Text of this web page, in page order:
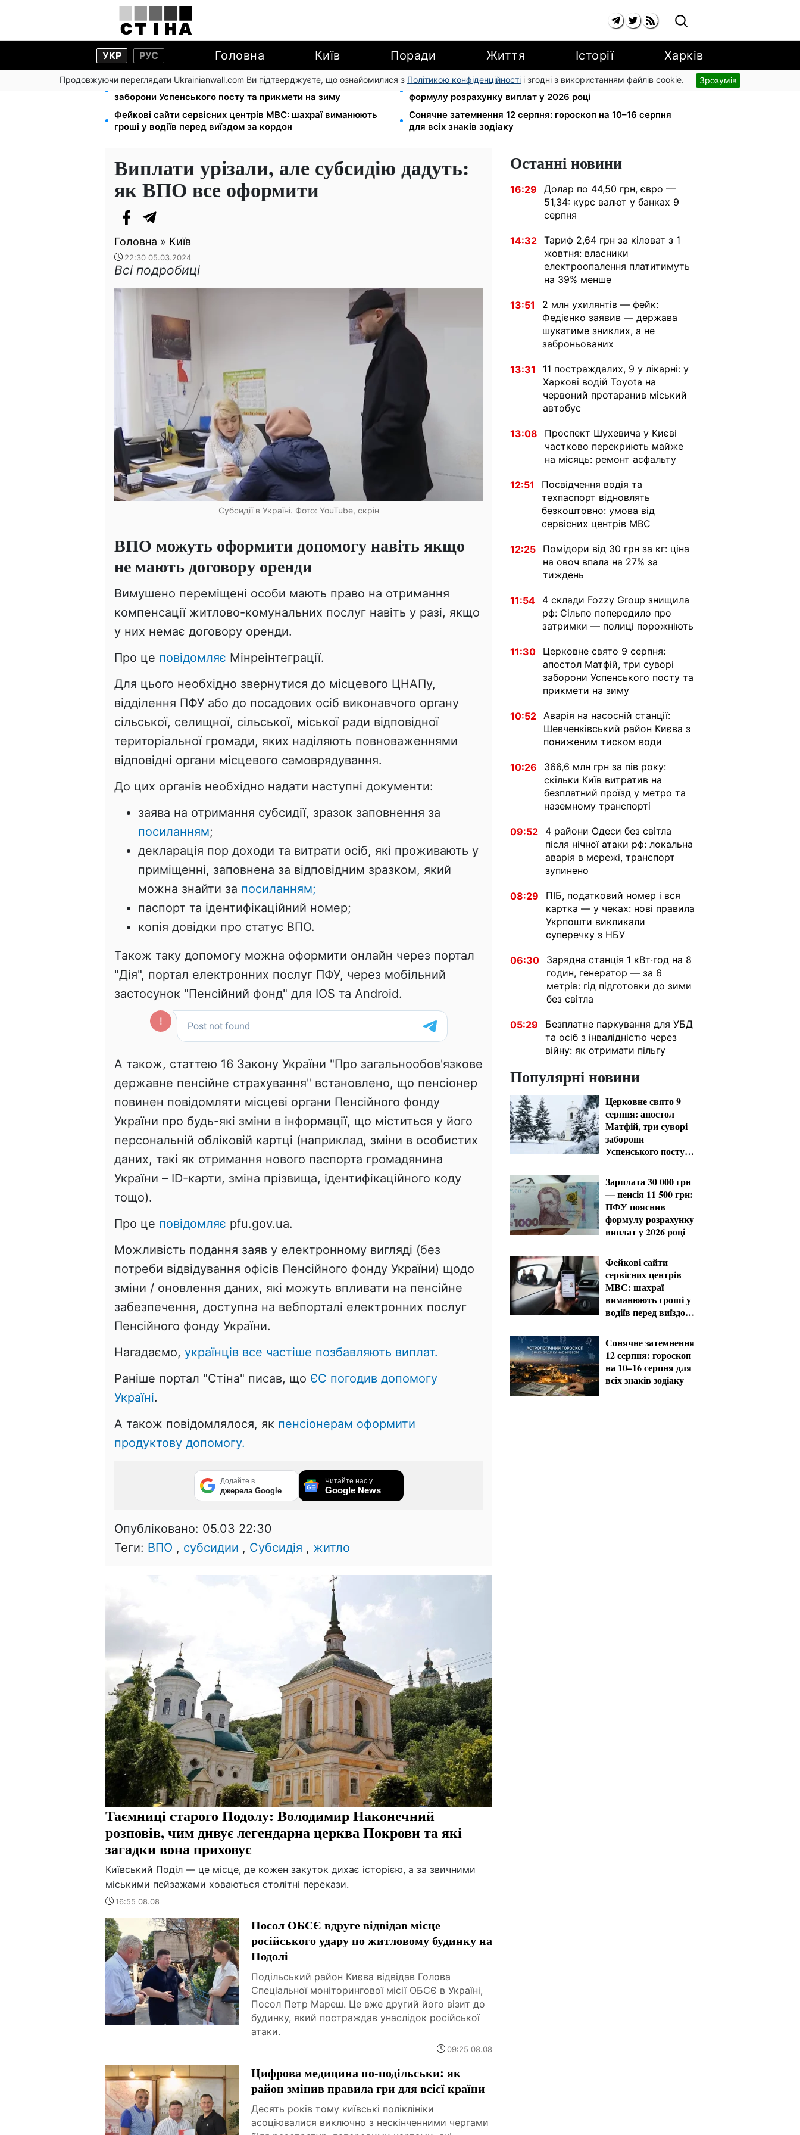
УКР РУС Головна Київ Поради Життя Історії Харків
Продовжуючи переглядати Ukrainianwall.com Ви підтверджуєте, що ознайомилися з Політикою конфіденційності і згодні з використанням файлів cookie. Зрозумів
Церковне свято 9 серпня: апостол Матфій, три суворі
заборони Успенського посту та прикмети на зиму
Зарплата 30 000 грн — пенсія 11 500 грн: ПФУ пояснив
формулу розрахунку виплат у 2026 році
Фейкові сайти сервісних центрів МВС: шахраї виманюють
гроші у водіїв перед виїздом за кордон
Сонячне затемнення 12 серпня: гороскоп на 10–16 серпня
для всіх знаків зодіаку
Виплати урізали, але субсидію дадуть:
як ВПО все оформити
Головна » Київ
22:30 05.03.2024
Всі подробиці
Субсидії в Україні. Фото: YouTube, скрін
ВПО можуть оформити допомогу навіть якщо
не мають договору оренди
Вимушено переміщені особи мають право на отримання
компенсації житлово-комунальних послуг навіть у разі, якщо
у них немає договору оренди.
Про це повідомляє Мінреінтеграції.
Для цього необхідно звернутися до місцевого ЦНАПу,
відділення ПФУ або до посадових осіб виконавчого органу
сільської, селищної, сільської, міської ради відповідної
територіальної громади, яких наділяють повноваженнями
відповідні органи місцевого самоврядування.
До цих органів необхідно надати наступні документи:
заява на отримання субсидії, зразок заповнення за
посиланням;
декларація пор доходи та витрати осіб, які проживають у
приміщенні, заповнена за відповідним зразком, який
можна знайти за посиланням;
паспорт та ідентифікаційний номер;
копія довідки про статус ВПО.
Також таку допомогу можна оформити онлайн через портал
"Дія", портал електронних послуг ПФУ, через мобільний
застосунок "Пенсійний фонд" для IOS та Android.
А також, статтею 16 Закону України "Про загальнообов'язкове
державне пенсійне страхування" встановлено, що пенсіонер
повинен повідомляти місцеві органи Пенсійного фонду
України про будь-які зміни в інформації, що міститься у його
персональній обліковій картці (наприклад, зміни в особистих
даних, такі як отримання нового паспорта громадянина
України – ID-карти, зміна прізвища, ідентифікаційного коду
тощо).
Про це повідомляє pfu.gov.ua.
Можливість подання заяв у електронному вигляді (без
потреби відвідування офісів Пенсійного фонду України) щодо
зміни / оновлення даних, які можуть впливати на пенсійне
забезпечення, доступна на вебпорталі електронних послуг
Пенсійного фонду України.
Нагадаємо, українців все частіше позбавляють виплат.
Раніше портал "Стіна" писав, що ЄС погодив допомогу
Україні.
А також повідомлялося, як пенсіонерам оформити
продуктову допомогу.
Додайте в
джерела Google
Читайте нас у
Google News
Опубліковано: 05.03 22:30
Теги: ВПО , субсидии , Субсидія , житло
Таємниці старого Подолу: Володимир Наконечний
розповів, чим дивує легендарна церква Покрови та які
загадки вона приховує
Київський Поділ — це місце, де кожен закуток дихає історією, а за звичними
міськими пейзажами ховаються столітні перекази.
16:55 08.08
Посол ОБСЄ вдруге відвідав місце
російського удару по житловому будинку на
Подолі
Подільський район Києва відвідав Голова
Спеціальної моніторингової місії ОБСЄ в Україні,
Посол Петр Мареш. Це вже другий його візит до
будинку, який постраждав унаслідок російської
атаки.
09:25 08.08
Цифрова медицина по-подільськи: як
район змінив правила гри для всієї країни
Десять років тому київські поліклініки
асоціювалися виключно з нескінченними чергами
Останні новини
16:29
Долар по 44,50 грн, євро —
51,34: курс валют у банках 9
серпня
14:32 Тариф 2,64 грн за кіловат з 1
жовтня: власники
електроопалення платитимуть
на 39% менше
13:51
2 млн ухилянтів — фейк:
Федієнко заявив — держава
шукатиме зниклих, а не
заброньованих
13:31
11 постраждалих, 9 у лікарні: у
Харкові водій Toyota на
червоний протаранив міський
автобус
13:08
Проспект Шухевича у Києві
частково перекриють майже
на місяць: ремонт асфальту
12:51
Посвідчення водія та
техпаспорт відновлять
безкоштовно: умова від
сервісних центрів МВС
12:25
Помідори від 30 грн за кг: ціна
на овоч впала на 27% за
тиждень
11:54
4 склади Fozzy Group знищила
рф: Сільпо попередило про
затримки — полиці порожніють
11:30
Церковне свято 9 серпня:
апостол Матфій, три суворі
заборони Успенського посту та
прикмети на зиму
10:52 Аварія на насосній станції:
Шевченківський район Києва з
пониженим тиском води
10:26
366,6 млн грн за пів року:
скільки Київ витратив на
безплатний проїзд у метро та
наземному транспорті
09:52
4 райони Одеси без світла
після нічної атаки рф: локальна
аварія в мережі, транспорт
зупинено
08:29
ПІБ, податковий номер і вся
картка — у чеках: нові правила
Укрпошти викликали
суперечку з НБУ
06:30
Зарядна станція 1 кВт·год на 8
годин, генератор — за 6
метрів: гід підготовки до зими
без світла
05:29
Безплатне паркування для УБД
та осіб з інвалідністю через
війну: як отримати пільгу
Популярні новини
Церковне свято 9
серпня: апостол
Матфій, три суворі
заборони
Успенського посту
Зарплата 30 000 грн
— пенсія 11 500 грн:
ПФУ пояснив
формулу розрахунку
виплат у 2026 році
Фейкові сайти
сервісних центрів
МВС: шахраї
виманюють гроші у
водіїв перед виїздом
Сонячне затемнення
12 серпня: гороскоп
на 10–16 серпня для
всіх знаків зодіаку